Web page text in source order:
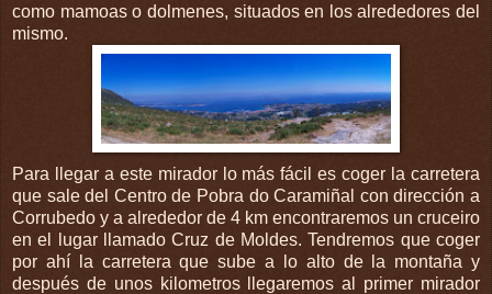
como mamoas o dolmenes, situados en los alrededores del
mismo.
Para llegar a este mirador lo más fácil es coger la carretera
que sale del Centro de Pobra do Caramiñal con dirección a
Corrubedo y a alrededor de 4 km encontraremos un cruceiro
en el lugar llamado Cruz de Moldes. Tendremos que coger
por ahí la carretera que sube a lo alto de la montaña y
después de unos kilometros llegaremos al primer mirador